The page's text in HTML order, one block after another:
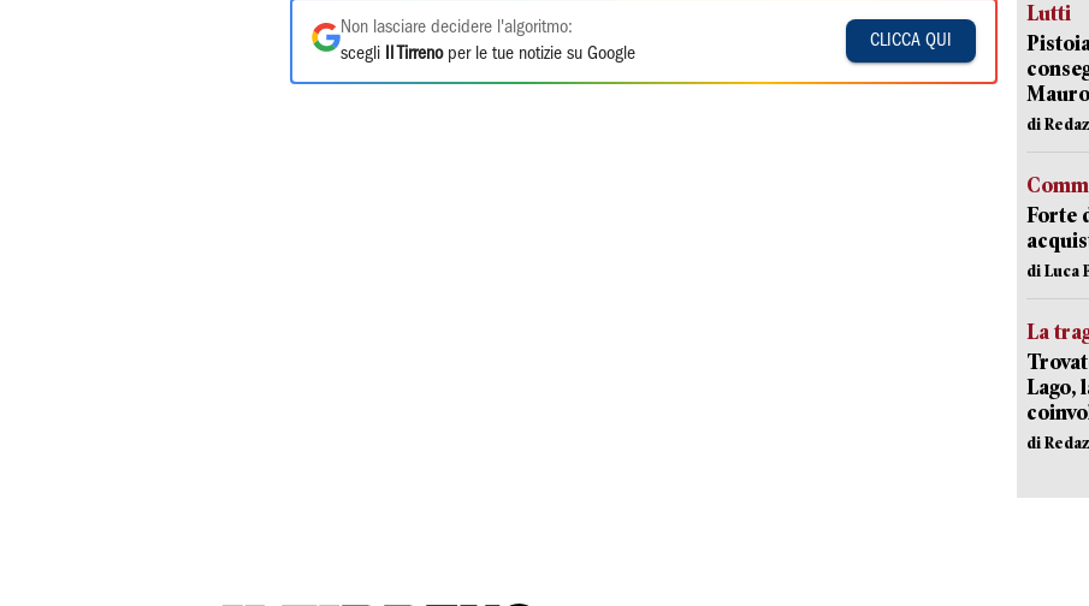
Non lasciare decidere l'algoritmo:
scegli
Il Tirrenoper le tue notizie su Google
CLICCA QUI
Lutti
di
Forte
di Luca
La
Lago,
di